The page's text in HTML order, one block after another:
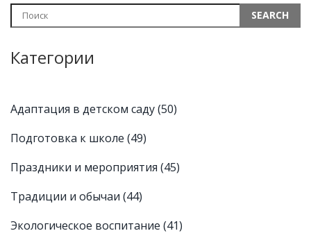
Категории
Адаптация в детском саду(50)
Подготовка к школе (49)
Праздники и мероприятия (45)
Традиции и обычаи (44)
Экологическое воспитание (41)